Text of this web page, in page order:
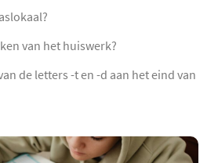
van het huiswerk?
de letters -t en -d aan het eind van